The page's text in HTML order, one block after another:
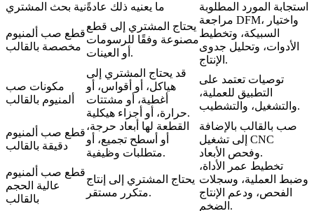
نية بحث المشتريما يعنيه ذلك عادةً استجابة المورد المطلوبة
قطع صب ألمنيوم
مخصصة بالقالب
يحتاج المشتري إلى قطع
مصنوعة وفقًا للرسومات
أو العينات.
مراجعة DFM، واختيار
السبيكة، وتخطيط
الأدوات، وتحليل جدوى
الإنتاج.
مكونات صب
ألمنيوم بالقالب
قد يحتاج المشتري إلى
هياكل، أو أقواس، أو
أغطية، أو مشتتات
حرارة، أو أجزاء هيكلية.
توصيات تعتمد على
التطبيق للعملية،
والتشغيل، والتشطيب.
قطع صب ألمنيوم
دقيقة بالقالب
القطعة لها أبعاد حرجة،
أو أسطح تجميع، أو
متطلبات وظيفية.
صب بالقالب بالإضافة
إلى تشغيل CNC
وفحص الأبعاد.
قطع صب ألمنيوم
عالية الحجم
بالقالب
يحتاج المشتري إلى إنتاج
متكرر مستقر.
تخطيط عمر الأداة،
وضبط العملية، وسجلات
الفحص، ودعم
الإنتاج
الضخم .